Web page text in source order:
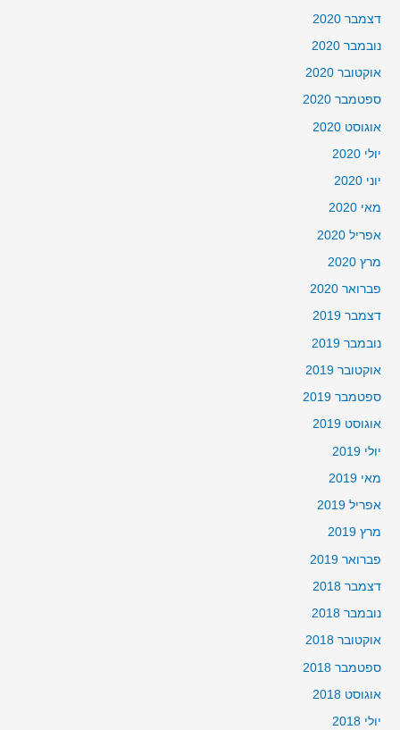
דצמבר 2020
נובמבר 2020
אוקטובר 2020
ספטמבר 2020
אוגוסט 2020
יולי 2020
יוני 2020
מאי 2020
אפריל 2020
מרץ 2020
פברואר 2020
דצמבר 2019
נובמבר 2019
אוקטובר 2019
ספטמבר 2019
אוגוסט 2019
יולי 2019
מאי 2019
אפריל 2019
מרץ 2019
פברואר 2019
דצמבר 2018
נובמבר 2018
אוקטובר 2018
ספטמבר 2018
אוגוסט 2018
יולי 2018